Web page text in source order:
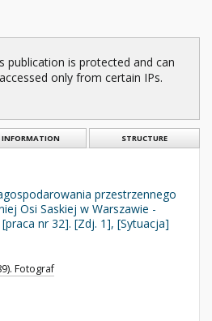
publication is protected and can
only from certain IPs.
INFORMATION STRUCTURE
przestrzennego
Osi Saskiej w Warszawie -
nr 32]. [Zdj. 1], [Sytuacja]
Fotograf